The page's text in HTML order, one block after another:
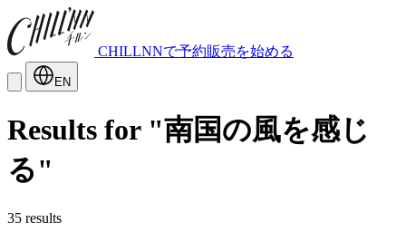
CHILLNNで予約販売を始める
EN
Results for "南国の風を感じ
る"
35 results